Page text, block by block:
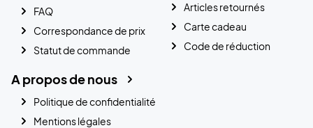
FAQ
Correspondance de prix
Statut de commande
Articles retournés
Carte cadeau
Code de réduction
A propos de nous
Politique de confidentialité
Mentions légales